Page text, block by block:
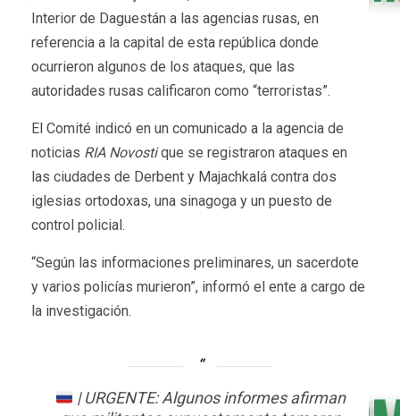
Interior de Daguestán a las agencias rusas, en
referencia a la capital de esta república donde
ocurrieron algunos de los ataques, que las
autoridades rusas calificaron como “terroristas”.
El Comité indicó en un comunicado a la agencia de
noticias RIA Novostique se registraron ataques en
las ciudades de Derbent y Majachkalá contra dos
iglesias ortodoxas, una sinagoga y un puesto de
control policial.
“Según las informaciones preliminares, un sacerdote
y varios policías murieron”, informó el ente a cargo de
la investigación.
| URGENTE: Algunos informes afirman